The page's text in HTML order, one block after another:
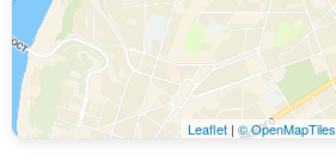
Leaflet | © OpenMapTiles